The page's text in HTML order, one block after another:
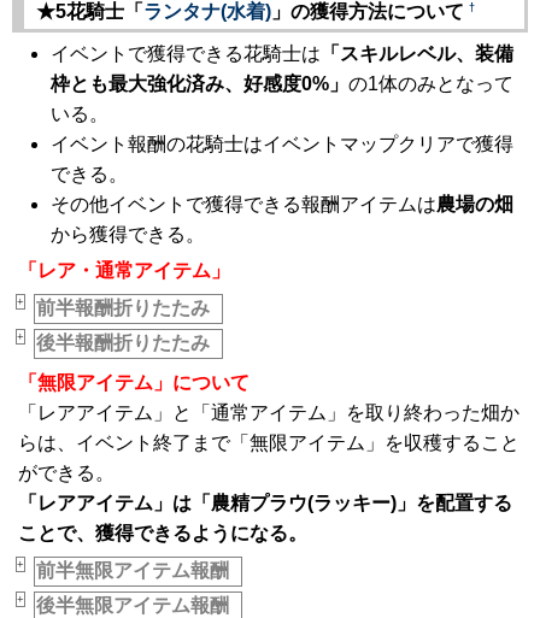
★5花騎士「 ランタナ(水着) 」の獲得方法について †
イベントで獲得できる花騎士は 「スキルレベル、装備
枠とも最大強化済み、好感度0%」 の1体のみとなって
いる。
イベント報酬の花騎士はイベントマップクリアで獲得
できる。
その他イベントで獲得できる報酬アイテムは農場の畑
から獲得できる。
「レア・通常アイテム」
+ 前半報酬折りたたみ
+ 後半報酬折りたたみ
「無限アイテム」について
「レアアイテム」と「通常アイテム」を取り終わった畑か
らは、イベント終了まで「無限アイテム」を収穫すること
ができる。
「レアアイテム」は「農精プラウ(ラッキー)」を配置する
ことで、獲得できるようになる。
+ 前半無限アイテム報酬
+ 後半無限アイテム報酬